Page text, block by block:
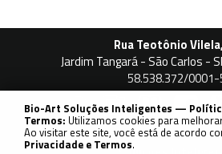
Bio-Art Soluções Inteligentes —
Termos: Utilizamos cookies para
Ao visitar este site, você está de acordo
Privacidade e Termos.
Rua Teotônio
Jardim Tangará - São Carlos -
58.538.372/
CATÁLOGO
Copyright © 2018. Todos os Direitos